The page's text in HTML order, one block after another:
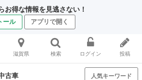
お得な情報を見逃さない！
ール アプリで開く
滋賀県 検索 ログイン 投稿
古車 人気キーワード